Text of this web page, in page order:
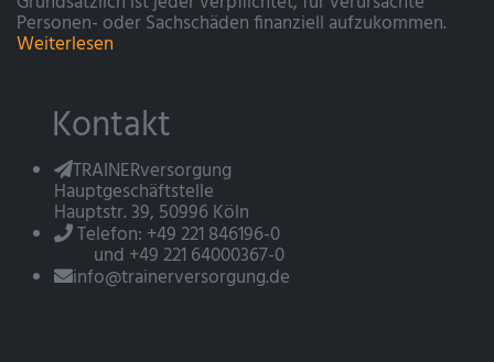
Personen- oder Sachschäden finanziell aufzukommen.
Weiterlesen
Kontakt
TRAINERversorgung
Hauptgeschäftstelle
Hauptstr. 39, 50996 Köln
Telefon: +49 221 846196-0
und +49 221 64000367-0
info@trainerversorgung.de